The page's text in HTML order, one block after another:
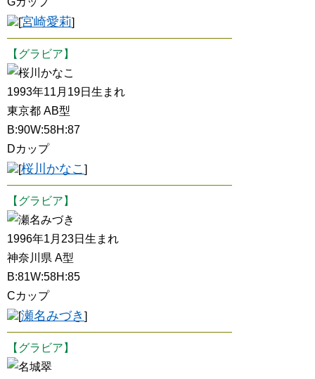
[宮崎愛莉]
【グラビア】
桜川かなこ
1993年11月19日生まれ
東京都 AB型
B:90W:58H:87
Dカップ
[桜川かなこ]
【グラビア】
瀬名みづき
1996年1月23日生まれ
神奈川県 A型
B:81W:58H:85
Cカップ
[瀬名みづき ]
【グラビア】
名城翠